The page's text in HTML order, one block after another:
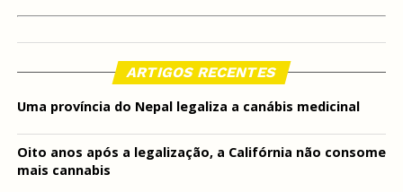
ARTIGOS RECENTES
Uma província do Nepal legaliza a canábis medicinal
Oito anos após a legalização, a Califórnia não consome
mais cannabis